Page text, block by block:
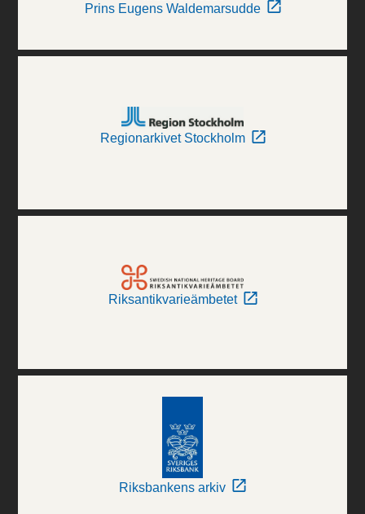
Prins Eugens Waldemarsudde
Regionarkivet Stockholm
Riksantikvarieämbetet
Riksbankens arkiv